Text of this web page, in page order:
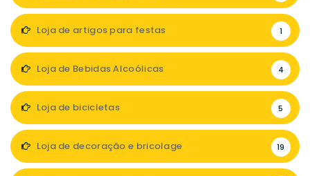
Loja de artigos para festas 1
Loja de Bebidas Alcoólicas 4
Loja de bicicletas 5
Loja de decoração e bricolage 19